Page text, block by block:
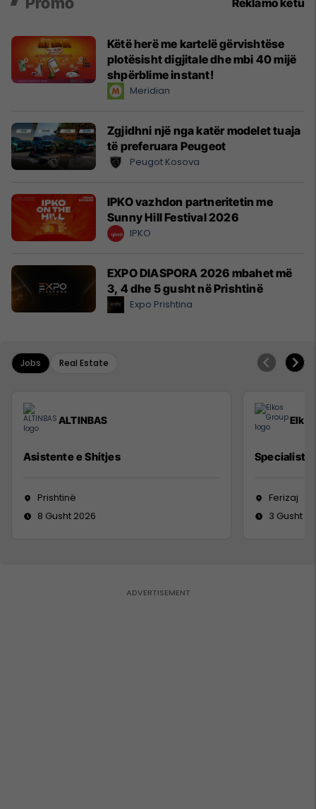
Këtë herë me kartelë gërvishtëse
plotësisht digjitale dhe mbi 40 mijë
shpërblime instant!
Meridian
Zgjidhni një nga katër modelet tuaja
të preferuara Peugeot
Peugot Kosova
IPKO vazhdon partneritetin me
Sunny Hill Festival 2026
IPKO
EXPO DIASPORA 2026 mbahet më
3, 4 dhe 5 gusht në Prishtinë
Expo Prishtina
Jobs Real Estate
ALTINBAS
Asistente e Shitjes
Prishtinë
8 Gusht 2026
Specialist
Ferizaj
3 Gusht